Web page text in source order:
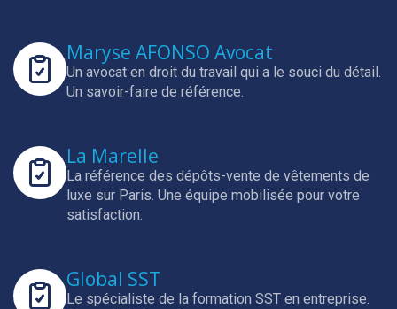
Maryse AFONSO Avocat
Un avocat en droit du travail qui a le souci du détail.
Un savoir-faire de référence.
La Marelle
La référence des dépôts-vente de vêtements de
luxe sur Paris. Une équipe mobilisée pour votre
satisfaction.
Global SST
Le spécialiste de la formation SST en entreprise.